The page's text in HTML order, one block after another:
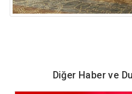
Diğer Haber ve